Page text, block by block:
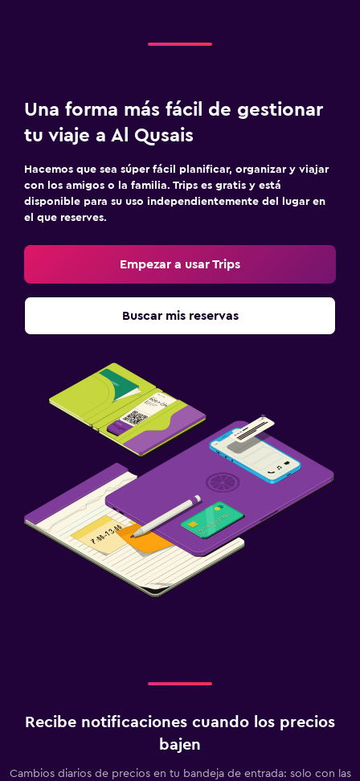
Una forma más fácil de gestionar
tu viaje a Al Qusais
Hacemos que sea súper fácil planificar, organizar y viajar
con los amigos o la familia. Trips es gratis y está
disponible para su uso independientemente del lugar en
el que reserves.
Empezar a usar Trips
Buscar mis reservas
Recibe notificaciones cuando los precios
bajen
Cambios diarios de precios en tu bandeja de entrada: solo con las